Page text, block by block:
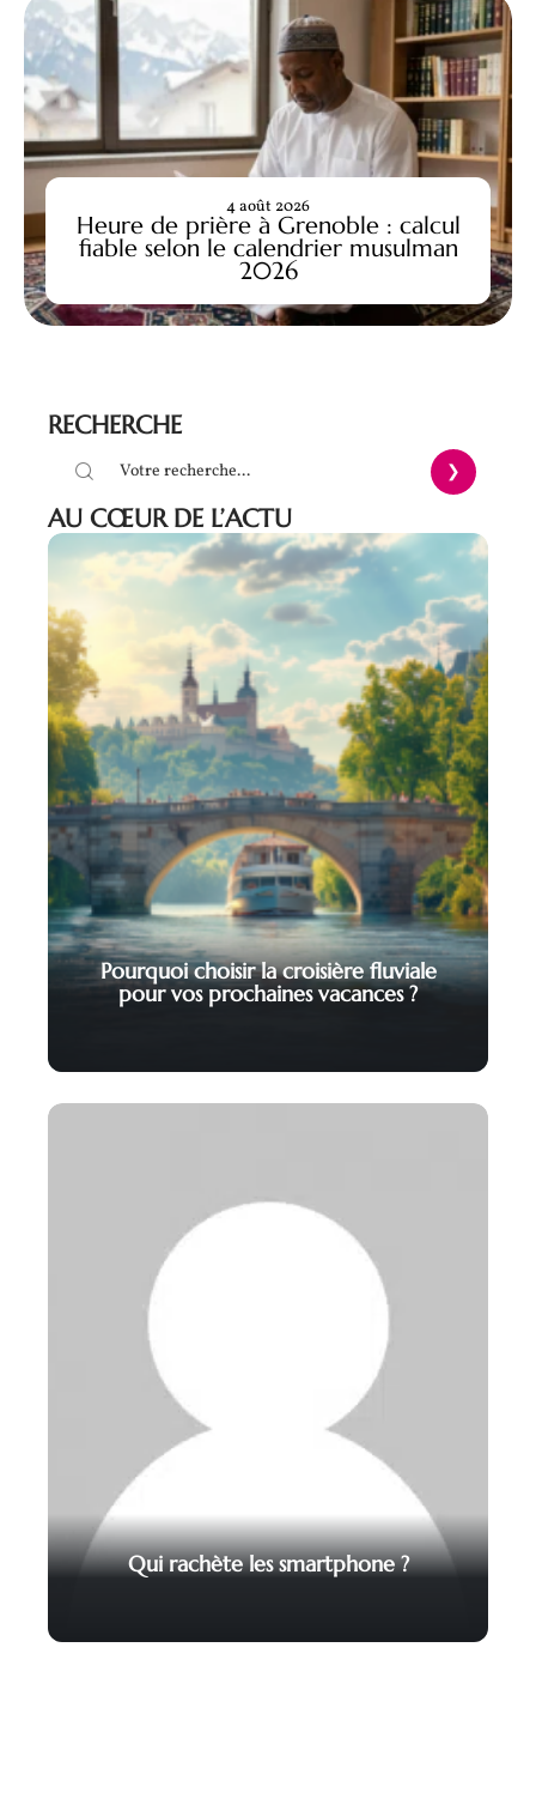
Heure de prière à Grenoble : calcul
fiable selon le calendrier musulman
2026
4 août 2026
RECHERCHE
AU CŒUR DE L’ACTU
Pourquoi choisir la croisière fluviale
pour vos prochaines vacances ?
Qui rachète les smartphone ?